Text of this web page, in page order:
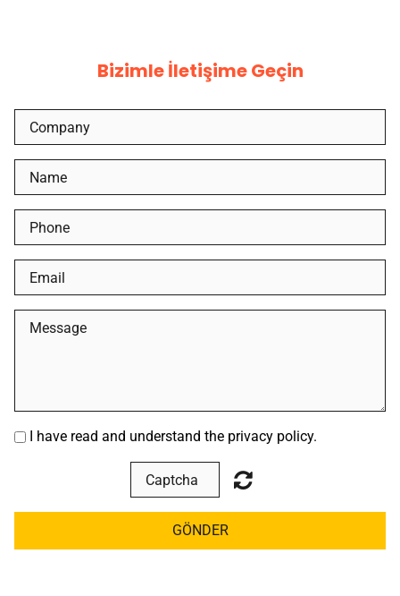
Bizimle İletişime Geçin
I have read and understand the privacy policy.
GÖNDER